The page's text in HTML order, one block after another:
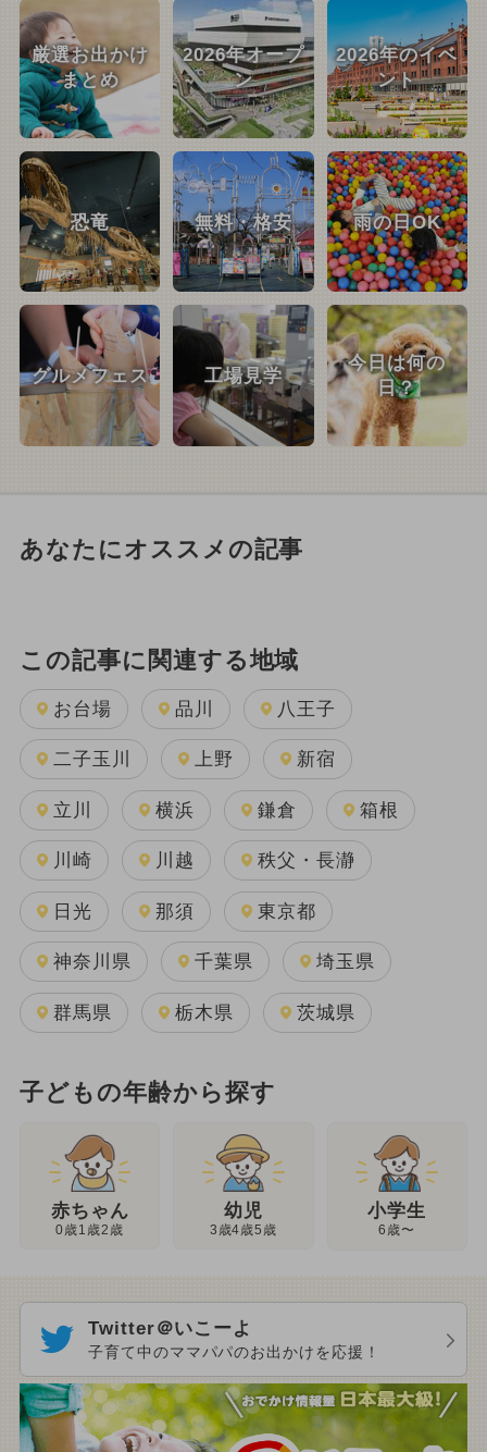
厳選お出かけ
まとめ
2026年オープ
ン
2026年のイベ
ント
恐竜 無料・格安 雨の日OK
グルメフェス 工場見学
今日は何の
日？
あなたにオススメの記事
この記事に関連する地域
お台場 品川 八王子
二子玉川 上野 新宿
立川 横浜 鎌倉 箱根
川崎 川越 秩父・長瀞
日光 那須 東京都
神奈川県 千葉県 埼玉県
群馬県 栃木県 茨城県
子どもの年齢から探す
赤ちゃん
0歳1歳2歳
幼児
3歳4歳5歳
小学生
6歳〜
Twitter＠いこーよ
子育て中のママパパのお出かけを応援！